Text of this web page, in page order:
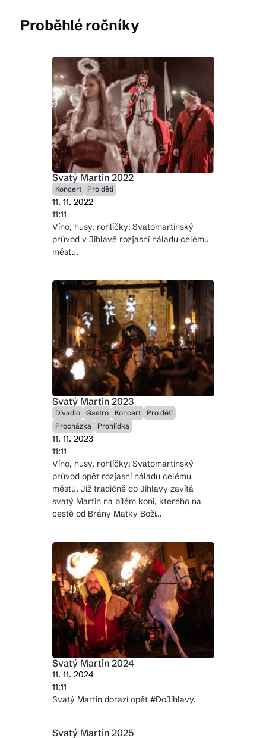
CS EN
© 2026 Brána Jihlavy
Proběhlé ročníky
Svatý Martin 2022
Koncert Pro děti
11. 11. 2022
11:11
Víno, husy, rohlíčky! Svatomartinský
průvod v Jihlavě rozjasní náladu celému
městu.
Svatý Martin 2023
Divadlo Gastro Koncert
Pro děti
Procházka
Prohlídka
11. 11. 2023
11:11
Víno, husy, rohlíčky! Svatomartinský
průvod opět rozjasní náladu celému
městu. Již tradičně do Jihlavy zavítá
svatý Martin na bílém koni, kterého na
cestě od Brány Matky Boží…
Svatý Martin 2024
11. 11. 2024
11:11
Svatý Martin dorazí opět #DoJihlavy.
Svatý Martin 2025